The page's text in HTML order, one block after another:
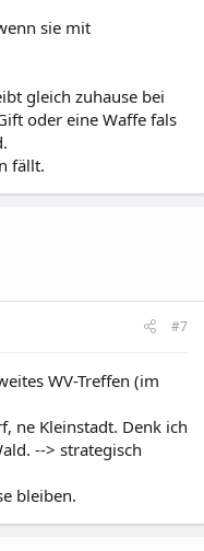
sie mit
gleich zuhause bei
oder eine Waffe fals
fällt.
#7
WV-Treffen (im
ne Kleinstadt. Denk ich
--> strategisch
bleiben.